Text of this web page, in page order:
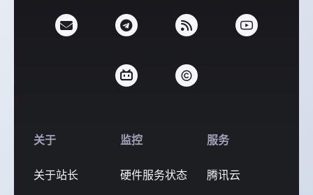
微信
关于
关于站长
监控
硬件服务状态
服务
腾讯云